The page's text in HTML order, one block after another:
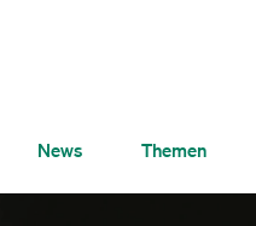
News Themen